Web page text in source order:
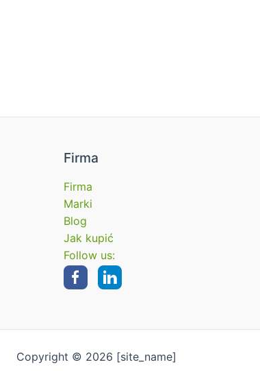
Firma
Firma
Marki
Blog
Jak kupić
Follow us:
Copyright © 2026 [site_name]